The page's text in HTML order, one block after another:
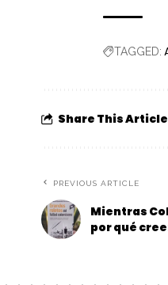
TAGGED:
Share This Article
PREVIOUS ARTICLE
Mientras
por qué